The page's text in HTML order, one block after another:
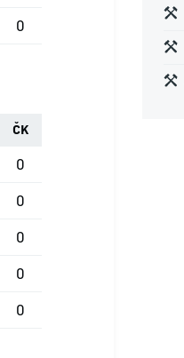
0
ČK
0
0
0
0
0